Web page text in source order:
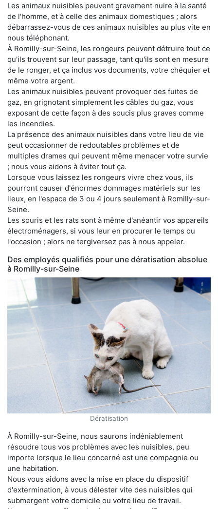
Les animaux nuisibles peuvent gravement nuire à la santé
de l'homme, et à celle des animaux domestiques ; alors
débarrassez-vous de ces animaux nuisibles au plus vite en
nous téléphonant.
À Romilly-sur-Seine, les rongeurs peuvent détruire tout ce
qu'ils trouvent sur leur passage, tant qu'ils sont en mesure
de le ronger, et ça inclus vos documents, votre chéquier et
même votre argent.
Les animaux nuisibles peuvent provoquer des fuites de
gaz, en grignotant simplement les câbles du gaz, vous
exposant de cette façon à des soucis plus graves comme
les incendies.
La présence des animaux nuisibles dans votre lieu de vie
peut occasionner de redoutables problèmes et de
multiples drames qui peuvent même menacer votre survie
; nous vous aidons à éviter tout ça.
Lorsque vous laissez les rongeurs vivre chez vous, ils
pourront causer d'énormes dommages matériels sur les
lieux, en l'espace de 3 ou 4 jours seulement à Romilly-sur-
Seine.
Les souris et les rats sont à même d'anéantir vos appareils
électroménagers, si vous leur en procurer le temps ou
l'occasion ; alors ne tergiversez pas à nous appeler.
Des employés qualifiés pour une dératisation absolue
à Romilly-sur-Seine
Dératisation
À Romilly-sur-Seine, nous saurons indéniablement
résoudre tous vos problèmes avec les nuisibles, peu
importe lorsque le lieu concerné est une compagnie ou
une habitation.
Nous vous aidons avec la mise en place du dispositif
d'extermination, à vous délester vite des nuisibles qui
submergent votre domicile ou votre lieu de travail.